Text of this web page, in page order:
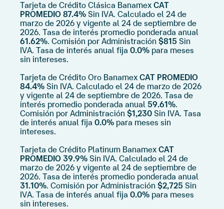
Tarjeta de Crédito Clásica Banamex CAT
PROMEDIO 87.4% Sin IVA. Calculado el 24 de
marzo de 2026 y vigente al 24 de septiembre de
2026. Tasa de interés promedio ponderada anual
61.62%. Comisión por Administración $815 Sin
IVA. Tasa de interés anual fija 0.0% para meses
sin intereses.
Tarjeta de Crédito Oro Banamex CAT PROMEDIO
84.4% Sin IVA. Calculado el 24 de marzo de 2026
y vigente al 24 de septiembre de 2026. Tasa de
interés promedio ponderada anual 59.61%.
Comisión por Administración $1,230 Sin IVA. Tasa
de interés anual fija 0.0% para meses sin
intereses.
Tarjeta de Crédito Platinum Banamex CAT
PROMEDIO 39.9% Sin IVA. Calculado el 24 de
marzo de 2026 y vigente al 24 de septiembre de
2026. Tasa de interés promedio ponderada anual
31.10%. Comisión por Administración $2,725 Sin
IVA. Tasa de interés anual fija 0.0% para meses
sin intereses.